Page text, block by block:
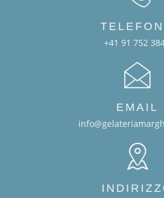
+41 91 752
EMAIL